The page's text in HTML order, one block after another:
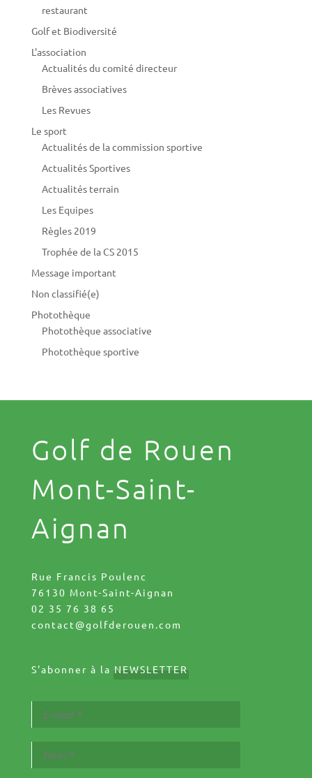
restaurant
Golf et Biodiversité
L'association
Actualités du comité directeur
Brèves associatives
Les Revues
Le sport
Actualités de la commission sportive
Actualités Sportives
Actualités terrain
Les Equipes
Règles 2019
Trophée de la CS 2015
Message important
Non classifié(e)
Photothèque
Photothèque associative
Photothèque sportive
Golf de Rouen
Mont-Saint-
Aignan
Rue Francis Poulenc
76130 Mont-Saint-Aignan
02 35 76 38 65
contact@golfderouen.com
S'abonner à la NEWSLETTER